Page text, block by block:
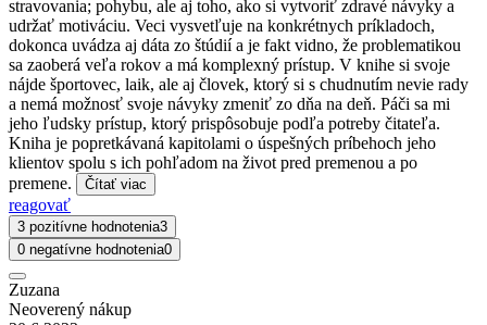
stravovania; pohybu, ale aj toho, ako si vytvoriť zdravé návyky a
udržať motiváciu. Veci vysvetľuje na konkrétnych príkladoch,
dokonca uvádza aj dáta zo štúdií a je fakt vidno, že problematikou
sa zaoberá veľa rokov a má komplexný prístup. V knihe si svoje
nájde športovec, laik, ale aj človek, ktorý si s chudnutím nevie rady
a nemá možnosť svoje návyky zmeniť zo dňa na deň. Páči sa mi
jeho ľudsky prístup, ktorý prispôsobuje podľa potreby čitateľa.
Kniha je popretkávaná kapitolami o úspešných príbehoch jeho
klientov spolu s ich pohľadom na život pred premenou a po
premene.
Čítať viac
reagovať
3 pozitívne hodnotenia3
0 negatívne hodnotenia0
Zuzana
Neoverený nákup